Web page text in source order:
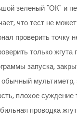
зеленый "ОК" и
что тест не
проверить точку
только
запуска,
плохое
проводка